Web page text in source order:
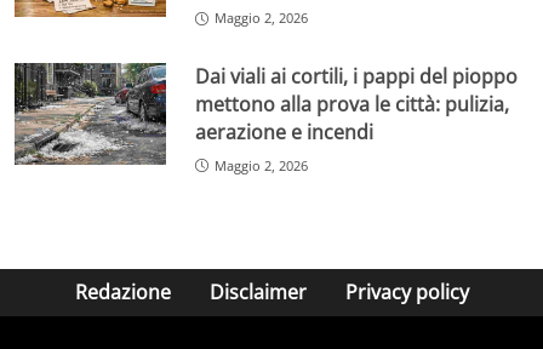
Maggio 2, 2026
Dai viali ai cortili, i pappi del pioppo
mettono alla prova le città: pulizia,
aerazione e incendi
Maggio 2, 2026
Redazione Disclaimer Privacy policy